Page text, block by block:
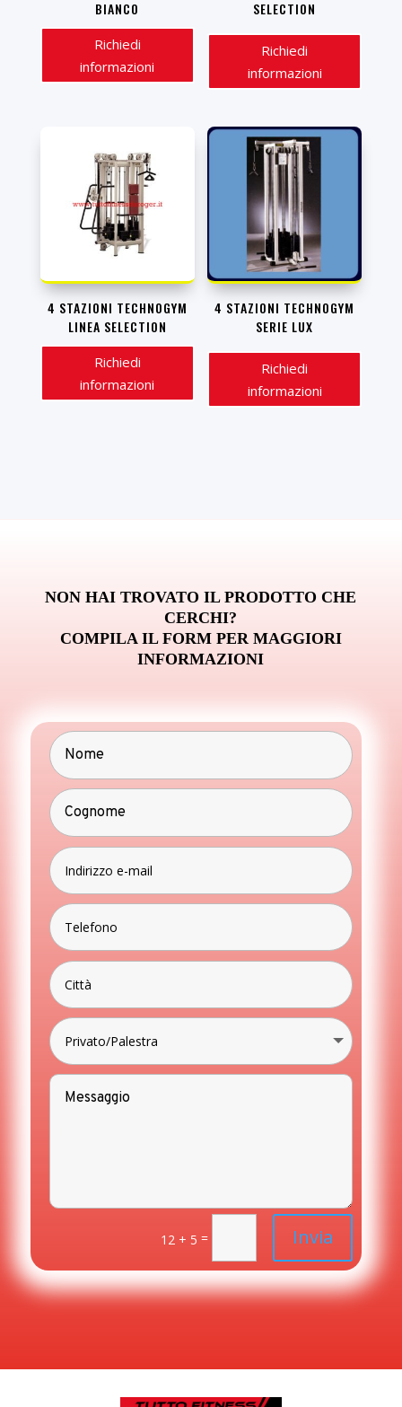
BIANCO
Richiedi
informazioni
SELECTION
Richiedi
informazioni
4 STAZIONI TECHNOGYM
LINEA SELECTION
Richiedi
informazioni
4 STAZIONI TECHNOGYM
SERIE LUX
Richiedi
informazioni
NON HAI TROVATO IL PRODOTTO CHE
CERCHI?
COMPILA IL FORM PER MAGGIORI
INFORMAZIONI
12 + 5 = Invia